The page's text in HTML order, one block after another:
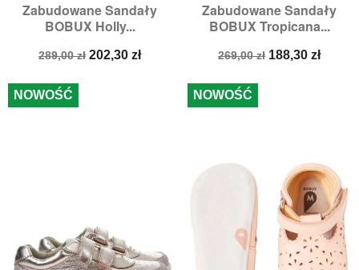
Zabudowane Sandały
BOBUX Holly...
Cena
289,00 zł Cena
202,30 zł
Zabudowane Sandały
BOBUX Tropicana...
Cena
269,00 zł Cena
188,30 zł
NOWOŚĆ NOWOŚĆ